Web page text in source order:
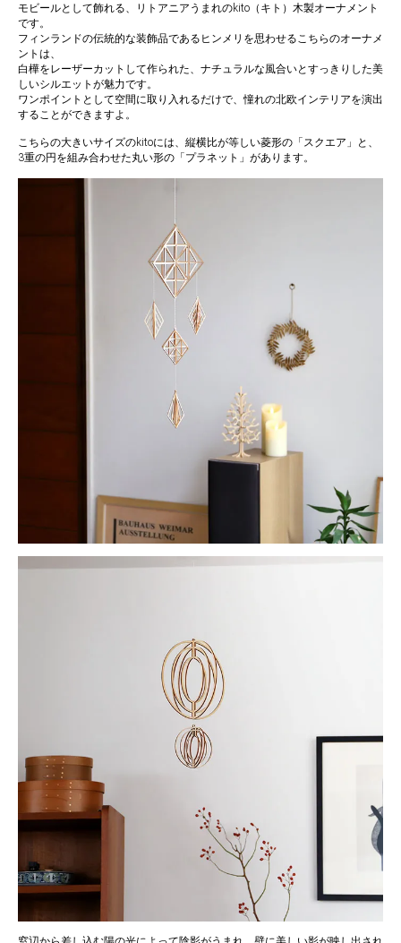
モビールとして飾れる、リトアニアうまれのkito（キト）木製オーナメント
です。
フィンランドの伝統的な装飾品であるヒンメリを思わせるこちらのオーナメ
ントは、
白樺をレーザーカットして作られた、ナチュラルな風合いとすっきりした美
しいシルエットが魅力です。
ワンポイントとして空間に取り入れるだけで、憧れの北欧インテリアを演出
することができますよ。
こちらの大きいサイズのkitoには、縦横比が等しい菱形の「スクエア」と、
3重の円を組み合わせた丸い形の「プラネット」があります。